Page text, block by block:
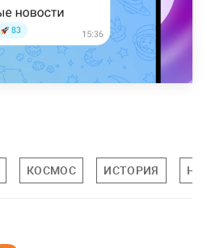
КОСМОС ИСТОРИЯ